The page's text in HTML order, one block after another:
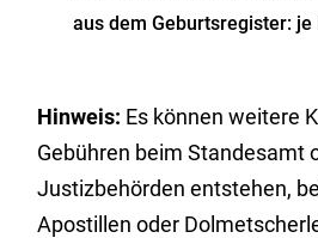
aus dem Geburtsregister: je
Hinweis: Es können weitere
Gebühren beim Standesamt
Justizbehörden entstehen,
Apostillen oder